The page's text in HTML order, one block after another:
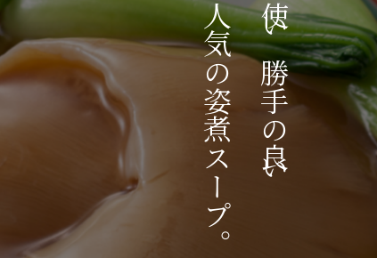
使い勝手の良い
人気の姿煮スープ。